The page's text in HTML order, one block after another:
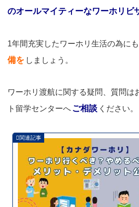
のオールマイティーなワーホリビ
1年間充実したワーホリ生活の為にも
備を しましょう。
ワーホリ渡航に関する疑問、質問は
ト留学センターへ ご相談 ください。